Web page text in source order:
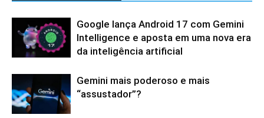
Google lança Android 17 com Gemini
Intelligence e aposta em uma nova era
da inteligência artificial
Gemini mais poderoso e mais
“assustador”?